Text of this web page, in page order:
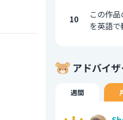
10
この作
を英語
アドバイ
週間